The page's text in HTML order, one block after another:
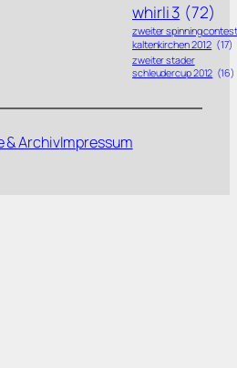
whirli 3 (72)
zweiter spinning contest
kaltenkirchen 2012 (17)
zweiter stader
schleudercup 2012 (16)
& ArchivImpressum